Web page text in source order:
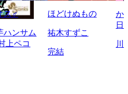
ス♂
ハンサム
上ペコ
ほどけぬもの
祐木すずこ
完結
か
日
川